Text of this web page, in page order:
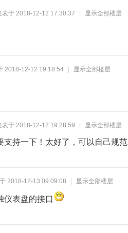
表于 2018-12-12 17:30:37 显示全部楼层
2018-12-12 19:18:54 显示全部楼层
表于 2018-12-12 19:28:59 显示全部楼层
支持一下！太好了，可以自己规
2018-12-13 09:09:08 显示全部楼层
仪表盘的接口